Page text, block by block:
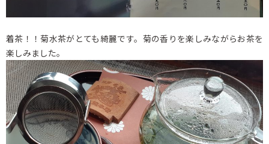
着茶！！菊水茶がとても綺麗です。菊の香りを楽しみながらお茶を
楽しみました。